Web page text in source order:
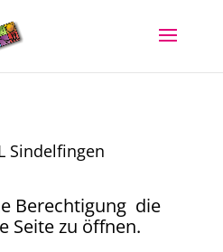
Sindelfingen
Berechtigung die
Seite zu öffnen.